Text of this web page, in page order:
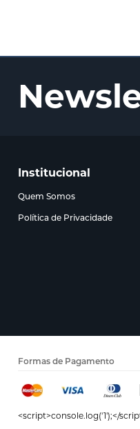
Institucional
Quem Somos
Política de Privacidade
Formas de Pagamento
<script>console.log('1');</